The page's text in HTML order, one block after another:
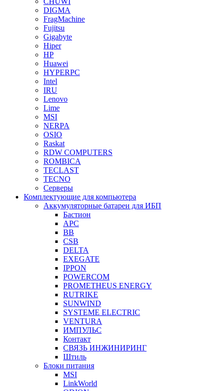
DIGMA
FragMachine
Fujitsu
Gigabyte
Hiper
HP
Huawei
HYPERPC
Intel
IRU
Lenovo
Lime
MSI
NERPA
OSIO
Raskat
RDW COMPUTERS
ROMBICA
TECLAST
TECNO
Серверы
Комплектующие для компьютера
Аккумуляторные батареи для ИБП
Бастион
APC
BB
CSB
DELTA
EXEGATE
IPPON
POWERCOM
PROMETHEUS ENERGY
RUTRIKE
SUNWIND
SYSTEME ELECTRIC
VENTURA
ИМПУЛЬС
Контакт
СВЯЗЬ ИНЖИНИРИНГ
Штиль
Блоки питания
MSI
LinkWorld